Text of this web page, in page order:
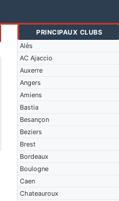
PRINCIPAUX CLUBS
Alès
AC Ajaccio
Auxerre
Angers
Amiens
Bastia
Besançon
Beziers
Brest
Bordeaux
Boulogne
Caen
Chateauroux